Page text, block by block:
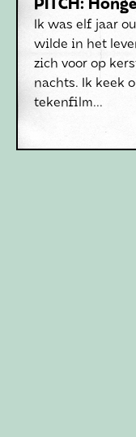
PITCH:
Ik was elf jaar
wilde in het
zich voor op
nachts. Ik keek
tekenfilm...